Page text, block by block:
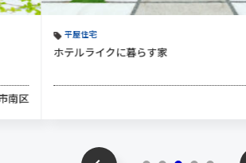
南区
平屋住宅
ホテルライクに暮らす家